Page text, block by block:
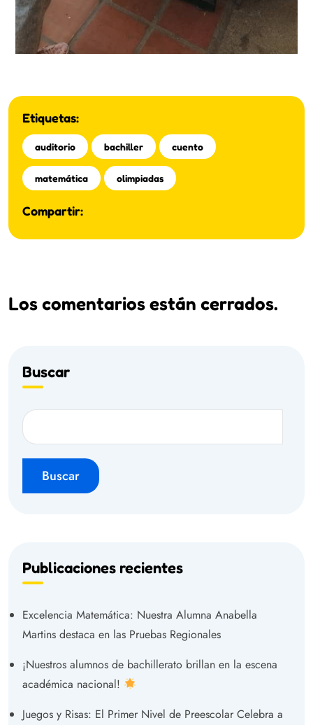
Etiquetas:
auditorio bachiller cuento
matemática olimpiadas
Compartir:
Los comentarios están cerrados.
Buscar
Buscar
Publicaciones recientes
Excelencia Matemática: Nuestra Alumna Anabella
Martins destaca en las Pruebas Regionales
¡Nuestros alumnos de bachillerato brillan en la escena
académica nacional!
Juegos y Risas: El Primer Nivel de Preescolar Celebra a